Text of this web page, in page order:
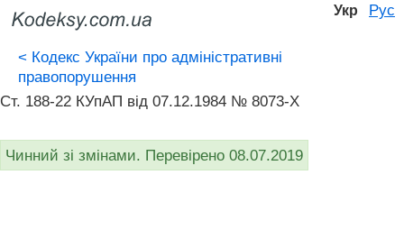
Укр Рус
< Кодекс України про адміністративні
правопорушення
Ст. 188-22 КУпАП вiд 07.12.1984 № 8073-X
Чинний зі змінами. Перевірено 08.07.2019